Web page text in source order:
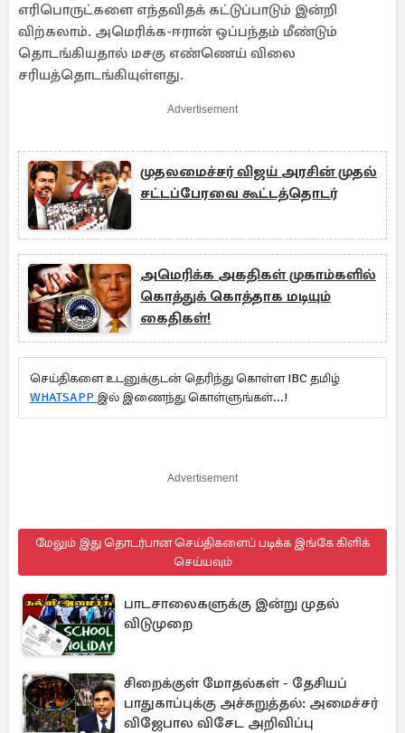
எரிபொருட்களை எந்தவிதக் கட்டுப்பாடும் இன்றி
விற்கலாம். அமெரிக்க-ஈரான் ஒப்பந்தம் மீண்டும்
தொடங்கியதால் மசகு எண்ணெய் விலை
சரியத்தொடங்கியுள்ளது.
Advertisement
முதலமைச்சர் விஜய் அரசின் முதல்
சட்டப்பேரவை கூட்டத்தொடர்
அமெரிக்க அகதிகள் முகாம்களில்
கொத்துக் கொத்தாக மடியும்
கைதிகள்!
செய்திகளை உடனுக்குடன் தெரிந்து கொள்ள IBC தமிழ்
WHATSAPP இல் இணைந்து கொள்ளுங்கள்...!
Advertisement
மேலும் இது தொடர்பான செய்திகளைப் படிக்க இங்கே கிளிக்
செய்யவும்
பாடசாலைகளுக்கு இன்று முதல்
விடுமுறை
சிறைக்குள் மோதல்கள் - தேசியப்
பாதுகாப்புக்கு அச்சுறுத்தல்: அமைச்சர்
விஜேபால விசேட அறிவிப்பு